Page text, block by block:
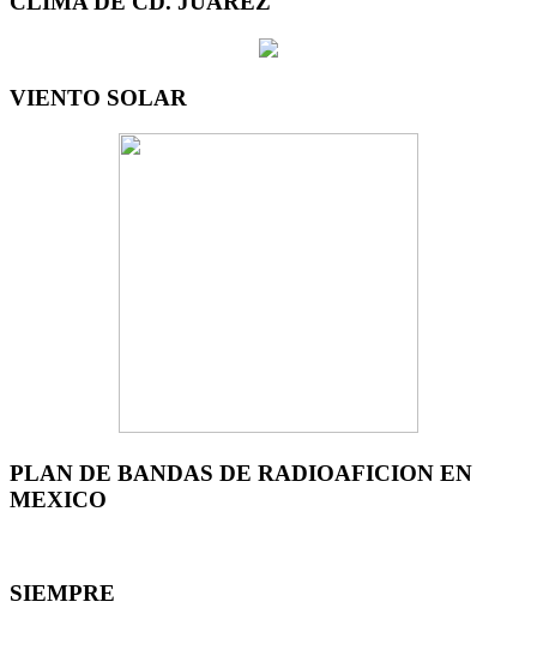
VIENTO SOLAR
PLAN DE BANDAS DE RADIOAFICION EN
MEXICO
SIEMPRE